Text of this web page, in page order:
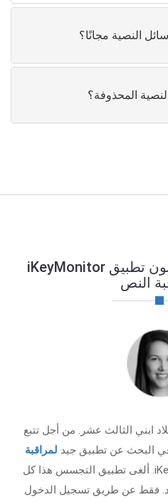
النصية مجانًا؟
المحذوفة؟
400 ألف مستخدم يحبون تطبيق iKeyMonitor
النص
ابني الثالث عشر. من أجل تتبع
في البحث عن تطبيق جيد لمراقبة
. ثم وجدت iKeyMonitor. ألغى تطبيق التجسس هذا كل
فقط عن طريق تسجيل الدخول